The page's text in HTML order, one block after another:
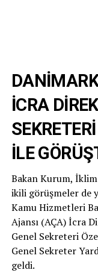
İCRA
İLE
Bakan Kurum, İklim
ikili görüşmeler de
Kamu Hizmetleri
Ajansı (AÇA) İcra
Genel Sekreteri
Genel Sekreter
geldi.